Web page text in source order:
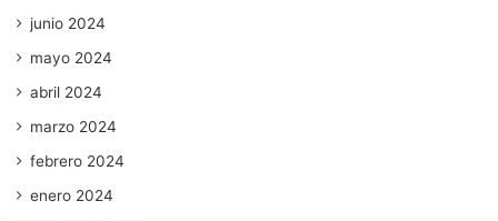
junio 2024
mayo 2024
abril 2024
marzo 2024
febrero 2024
enero 2024